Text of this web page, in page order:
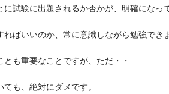
に試験に出題されるか否かが、明確になっ
ればいいのか、常に意識しながら勉強でき
も重要なことですが、ただ・・
も、絶対にダメです。